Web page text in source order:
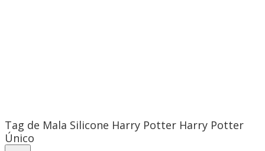
Tag de Mala Silicone Harry Potter Harry Potter
Único